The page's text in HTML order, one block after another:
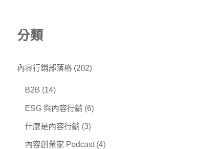
分類
內容行銷部落格 (202)
B2B (14)
ESG 與內容行銷 (6)
什麼是內容行銷 (3)
內容創業家 Podcast(4)